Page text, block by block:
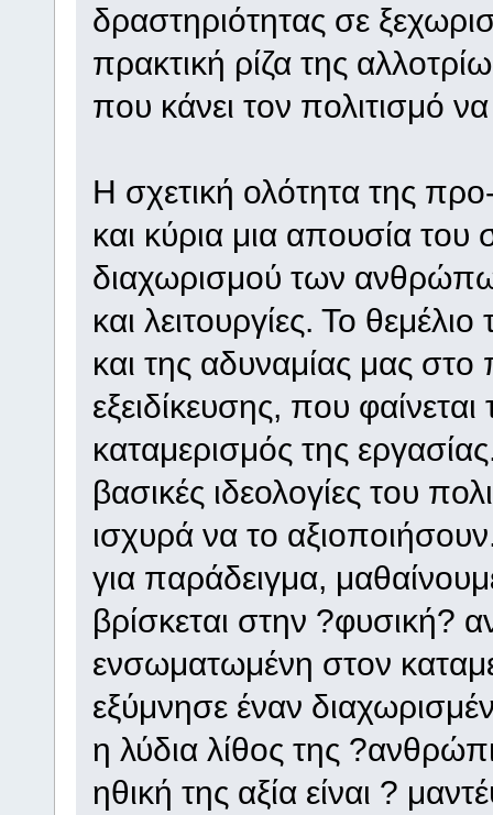
δραστηριότητας σε
πρακτική ρίζα της
που κάνει τον πολιτισμό
Η σχετική ολότητα της
και κύρια μια απουσία του
διαχωρισμού των
και λειτουργίες. Το
και της αδυναμίας μας
εξειδίκευσης, που
καταμερισμός της
βασικές ιδεολογίες του
ισχυρά να το
για παράδειγμα,
βρίσκεται στην ?φυσική?
ενσωματωμένη στον
εξύμνησε έναν
η λύδια λίθος της
ηθική της αξία είναι ?